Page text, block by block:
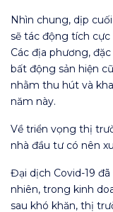
Nhìn chung, dịp
sẽ tác động tích
Các địa phương,
bất động sản hiện
nhằm thu hút và
năm này.
Về triển vọng thị
nhà đầu tư có nên
Đại dịch Covid-19
nhiên, trong kinh
sau khó khăn, thị